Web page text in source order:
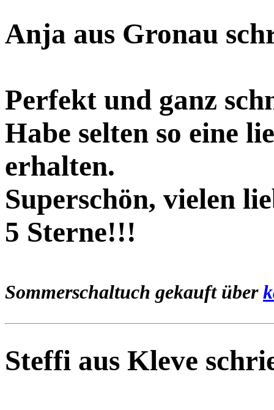
Anja aus Gronau
Perfekt und ganz
Habe selten so eine
erhalten.
Superschön, vielen
5 Sterne!!!
Sommerschaltuch gekauft über
Steffi aus Kleve